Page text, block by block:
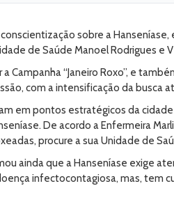
sobre a
de Saúde Manoel Rodrigues e
a Campanha “Janeiro Roxo”, e
com a intensificação da busca
em pontos estratégicos da
De acordo a Enfermeira
procure a sua Unidade de
ainda que a Hanseníase exige
infectocontagiosa, mas, tem